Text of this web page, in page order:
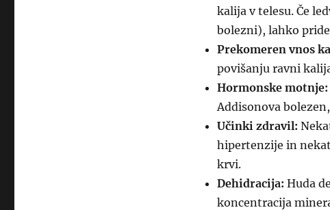
kalija v telesu. Če
bolezni), lahko
Prekomeren vnos
povišanju ravni
Hormonske motnje:
Addisonova
Učinki zdravil:
hipertenzije in
krvi.
Dehidracija: Huda
koncentracija